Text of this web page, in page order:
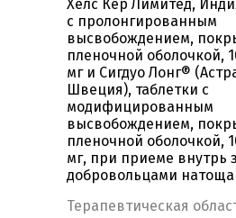
Хелс Кер Лимитед,
с пролонгированным
высвобождением,
пленочной оболочкой,
мг и Сигдуо Лонг®
Швеция), таблетки с
модифицированным
высвобождением,
пленочной оболочкой,
мг, при приеме внутрь
добровольцами
Терапевтическая